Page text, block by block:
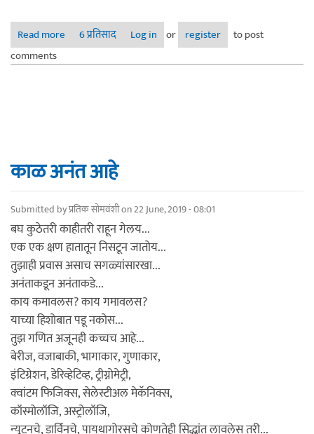
Read more about वूमन्स डे
6 प्रतिसाद Log in or register
to post
comments
काळ अनंत आहे
Submitted byप्रतिक सोमवंशीon 22 June, 2019 - 08:01
बघ कुठेतरी काहीतरी राहून गेलय...
एक एक क्षण हातातून निसटून जातोय...
तुझाही प्रवास असाच सगळ्यांसारखा...
अनंताकडून अनंताकडे...
काय कमावलस? काय गमावलस?
याच्या हिशोबात पडू नकोस...
तुझ गणित अजूनही कच्चच आहे...
बेरीज, वजाबाकी, भागाकार, गुणाकार,
इंटिग्रेशन, डेरिव्हेटिव्ह, ट्रीग्नोमेट्री,
क्वांटम फिजिक्स, सेलेस्टीअल मेकॅनिक्स,
कॉस्मोलॉजि, अस्ट्रोलॉजि,
न्यूटनचे, डार्विनचे, पायथागोरसचे कोणतेही सिद्धांत लावलेस तरी...